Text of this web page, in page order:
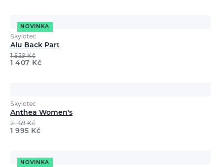
NOVINKA
Skylotec
Alu Back Part
1 529Kč
1 407 Kč
Skylotec
Anthea Women's
2 169Kč
1 995 Kč
NOVINKA